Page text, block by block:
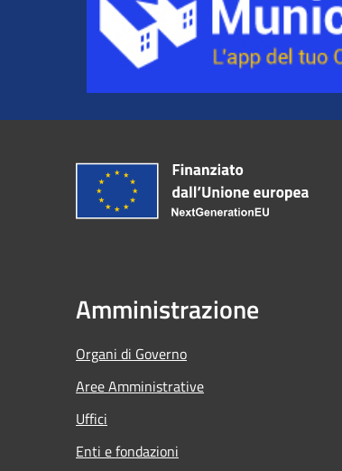
Amministrazione
Organi di Governo
Aree Amministrative
Uffici
Enti e fondazioni